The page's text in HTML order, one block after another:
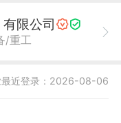
限公司
/重工
最近登录：2026-08-06